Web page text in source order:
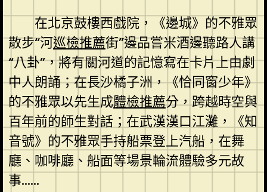
在北京鼓樓西戲院，《邊城》的不雅眾
散步“河巡檢推薦街”邊品嘗米酒邊聽路人講
“八卦”，將有關河道的記憶寫在卡片上由劇
中人朗誦；在長沙橘子洲，《恰同窗少年》
的不雅眾以先生成體檢推薦分，跨越時空與
百年前的師生對話；在武漢漢口江灘，《知
音號》的不雅眾手持船票登上汽船，在舞
廳、咖啡廳、船面等場景輪流體驗多元故
事……